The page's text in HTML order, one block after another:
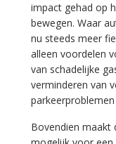
impact gehad op
bewegen. Waar
nu steeds meer
alleen voordelen
van schadelijke
verminderen van
Bovendien maakt